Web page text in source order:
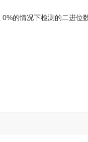
的情况下检测的二进位